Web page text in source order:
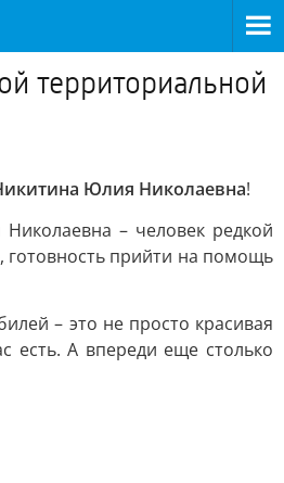
территориальной
Юлия Николаевна!
– человек редкой
готовность прийти на помощь
– это не просто красивая
есть. А впереди еще столько